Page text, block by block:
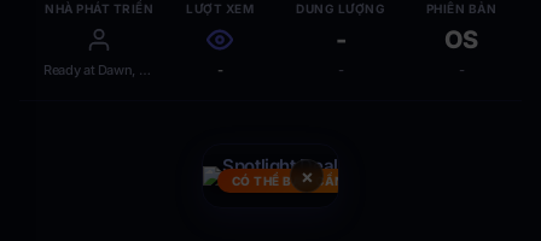
NHÀ PHÁT TRIỂN
Ready at Dawn, Santa Monica Studio
LƯỢT XEM
-
DUNG LƯỢNG
-
-
PHIÊN BẢN
OS
-
×
CÓ THỂ BẠN CẦN